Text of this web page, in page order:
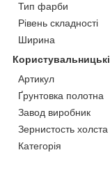
Тип фарби
Рівень складності
Ширина
Артикул
Ґрунтовка полотна
Завод виробник
Зернистость холста
Категорія